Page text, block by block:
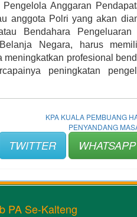
Anggaran
anggota Polri yang akan
Bendahara
Negara, harus
profesional
peningkatan
KPA KUALA PEMBUANG
PENYANDANG
TWITTER WHATSAPP
PA Se-Kalteng